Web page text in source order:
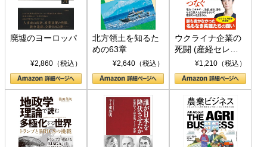
廃墟のヨーロッパ
¥2,860（税込）
北方領土を知るた
めの63章
¥2,640（税込）
ウクライナ企業の
死闘 (産経セレク
ト S 039)¥1,210（税込）